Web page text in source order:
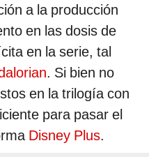
a la producción
en las dosis de
en la serie, tal
. Si bien no
en la trilogía con
para pasar el
Disney Plus.